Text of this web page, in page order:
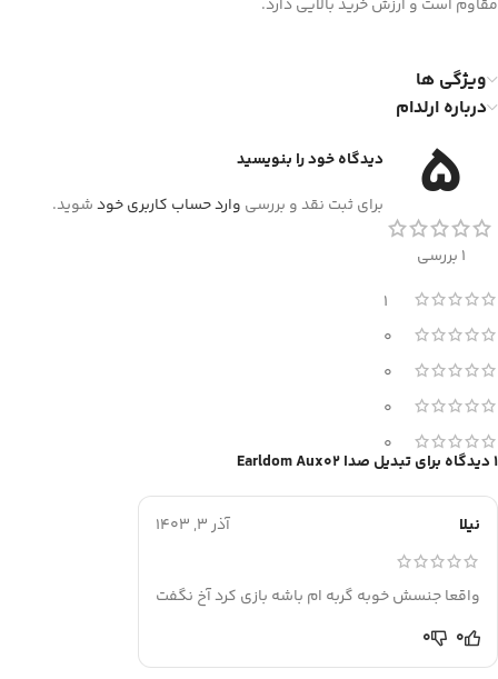
مقاوم است و ارزش خرید بالایی دارد.
ویژگی ها
درباره ارلدام
5
1 بررسی
1
0
0
0
0
1 دیدگاه برای تبدیل صدا Earldom Aux02
نیلا آذر 3, 1403
واقعا جنسش خوبه گربه ام باشه بازی کرد آخ نگفت
0
0
دیدگاه خود را بنویسید
برای ثبت نقد و بررسی وارد حساب کاربری خودشوید.